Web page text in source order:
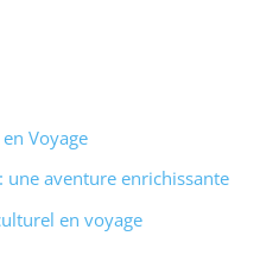
Voyage
une aventure enrichissante
en voyage